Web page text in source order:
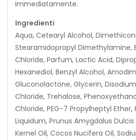
immediatamente.
Ingredienti
Aqua, Cetearyl Alcohol,
Stearamidopropyl Dimethylamine,
Chloride, Parfum, Lactic Acid,
Hexanediol, Benzyl Alcohol,
Gluconolactone, Glycerin, Disodium
Chloride, Trehalose,
Chloride, PEG-7 Propylheptyl
Liquidum, Prunus Amygdalus Dulcis
Kernel Oil, Cocos Nucifera Oil,